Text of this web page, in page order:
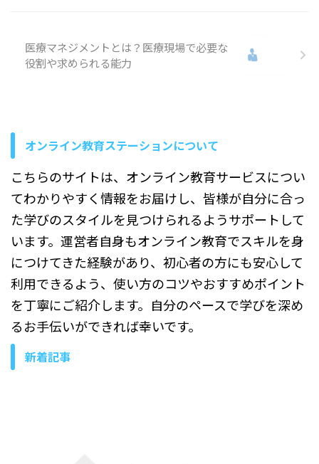
か、期限に遅れているタスク
はないかを確認するだけでも
時間がかかりますよね。 この
解説します。 Jiraとは？ Jira
医療マネジメントとは？医療現場で必要な
役割や求められる能力
オンライン教育ステーションについて
こちらのサイトは、オンライン教育サービスについ
てわかりやすく情報をお届けし、皆様が自分に合っ
た学びのスタイルを見つけられるようサポートして
います。運営者自身もオンライン教育でスキルを身
につけてきた経験があり、初心者の方にも安心して
利用できるよう、使い方のコツやおすすめポイント
を丁寧にご紹介します。自分のペースで学びを深め
るお手伝いができれば幸いです。
新着記事